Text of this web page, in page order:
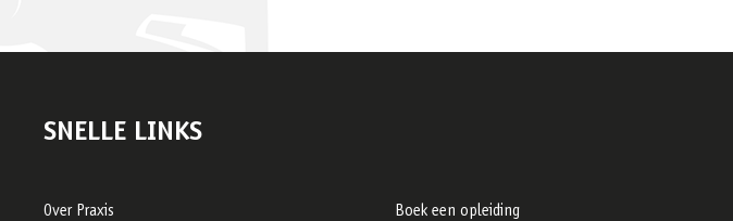
SNELLE LINKS
Over Praxis Boek een opleiding